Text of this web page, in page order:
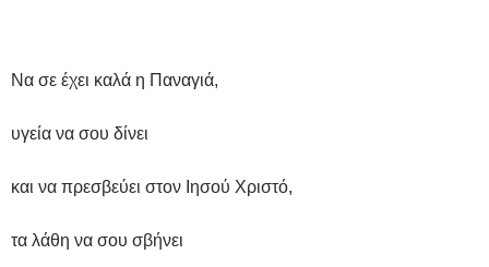
Να σε έχει καλά η Παναγιά,
υγεία να σου δίνει
και να πρεσβεύει στον Ιησού Χριστό,
τα λάθη να σου σβήνει